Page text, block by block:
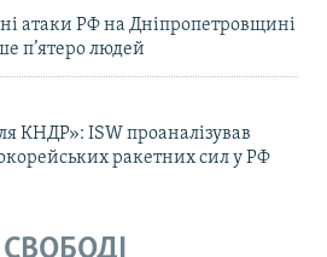
атаки РФ на Дніпропетровщині
п’ятеро людей
КНДР»: ISW проаналізував
ракетних сил у РФ